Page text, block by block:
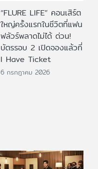
“FLURE LIFE” คอนเสิร์ต
ใหญ่ครั้งแรกในชีวิตที่แฟน
ฟลัวร์พลาดไม่ได้ ด่วน!
บัตรรอบ 2 เปิดจองแล้วที่
I Have Ticket
6 กรกฎาคม 2026